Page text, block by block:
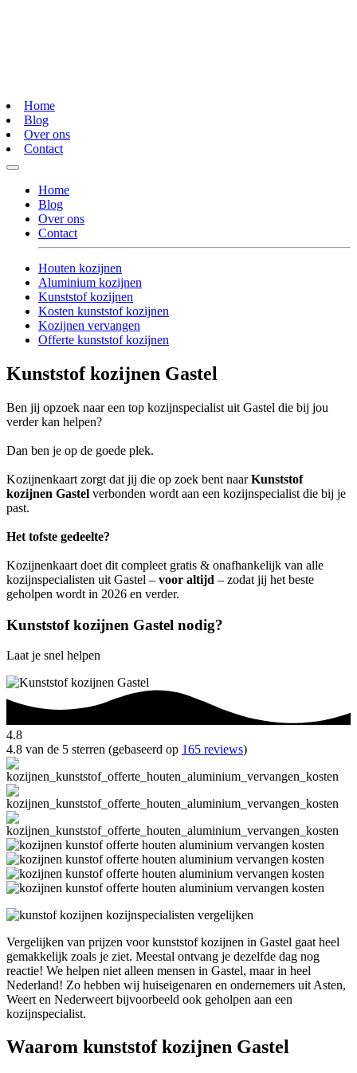
Home
Blog
Over ons
Contact
Home
Blog
Over ons
Contact
Houten kozijnen
Aluminium kozijnen
Kunststof kozijnen
Kosten kunststof kozijnen
Kozijnen vervangen
Offerte kunststof kozijnen
Kunststof kozijnen Gastel
Ben jij opzoek naar een top kozijnspecialist uit Gastel die bij jou
verder kan helpen?
Dan ben je op de goede plek.
Kozijnenkaart zorgt dat jij die op zoek bent naarKunststof
kozijnen Gastel verbonden wordt aan een kozijnspecialist die bij je
past.
Het tofste gedeelte?
Kozijnenkaart doet dit compleet gratis & onafhankelijk van alle
kozijnspecialisten uit Gastel – voor altijd – zodat jij het beste
geholpen wordt in 2026 en verder.
Kunststof kozijnen Gastel nodig?
Laat je snel helpen
4.8
4.8 van de 5 sterren (gebaseerd op 165 reviews)
Vergelijken van prijzen voor kunststof kozijnen in Gastel gaat heel
gemakkelijk zoals je ziet. Meestal ontvang je dezelfde dag nog
reactie! We helpen niet alleen mensen in Gastel, maar in heel
Nederland! Zo hebben wij huiseigenaren en ondernemers uit Asten,
Weert en Nederweert bijvoorbeeld ook geholpen aan een
kozijnspecialist.
Waarom kunststof kozijnen Gastel